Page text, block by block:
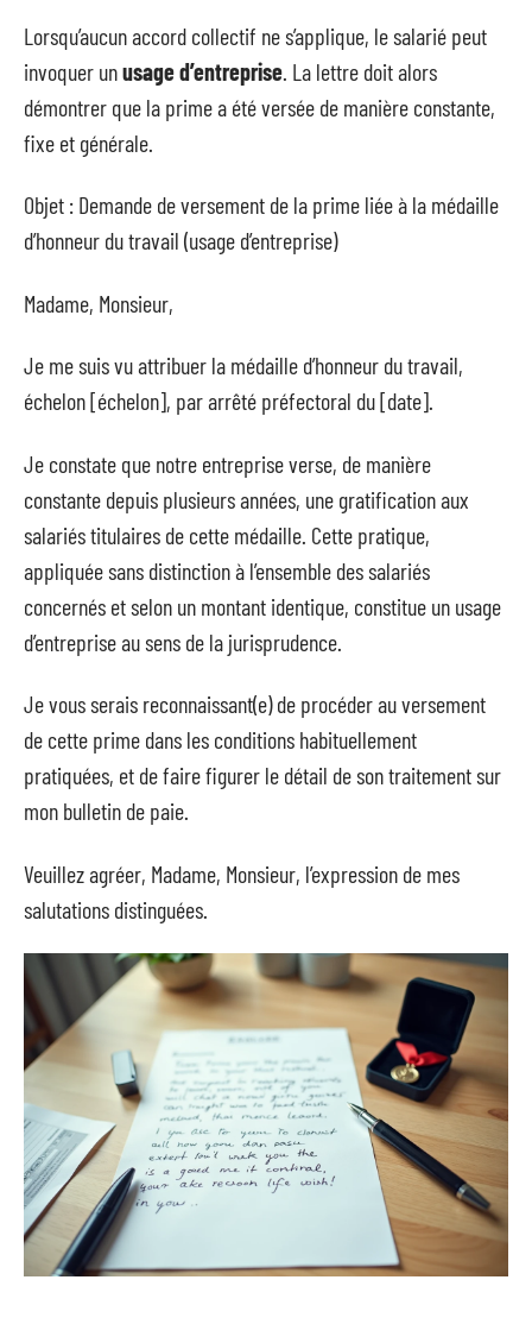
Lorsqu’aucun accord collectif ne s’applique, le salarié peut
invoquer unusage d’entreprise . La lettre doit alors
démontrer que la prime a été versée de manière constante,
fixe et générale.
Objet : Demande de versement de la prime liée à la médaille
d’honneur du travail (usage d’entreprise)
Madame, Monsieur,
Je me suis vu attribuer la médaille d’honneur du travail,
échelon [échelon], par arrêté préfectoral du [date].
Je constate que notre entreprise verse, de manière
constante depuis plusieurs années, une gratification aux
salariés titulaires de cette médaille. Cette pratique,
appliquée sans distinction à l’ensemble des salariés
concernés et selon un montant identique, constitue un usage
d’entreprise au sens de la jurisprudence.
Je vous serais reconnaissant(e) de procéder au versement
de cette prime dans les conditions habituellement
pratiquées, et de faire figurer le détail de son traitement sur
mon bulletin de paie.
Veuillez agréer, Madame, Monsieur, l’expression de mes
salutations distinguées.